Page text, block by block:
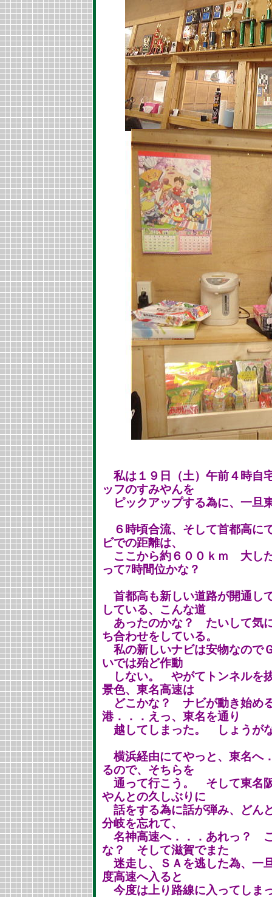
私は１９日（土）午前４時自
ッフのすみやんを
ピックアップする為に、一旦
６時頃合流、そして首都高に
ビでの距離は、
ここから約６００ｋｍ 大し
って7時間位かな？
首都高も新しい道路が開通し
している、こんな道
あったのかな？ たいして気
ち合わせをしている。
私の新しいナビは安物なので
いでは殆ど作動
しない。 やがてトンネルを
景色、東名高速は
どこかな？ ナビが動き始め
港．．．えっ、東名を通り
越してしまった。 しょうが
横浜経由にてやっと、東名へ
るので、そちらを
通って行こう。 そして東名
やんとの久しぶりに
話をする為に話が弾み、どん
分岐を忘れて、
名神高速へ．．．あれっ？
な？ そして滋賀でまた
迷走し、ＳＡを逃した為、一
度高速へ入ると
今度は上り路線に入ってし